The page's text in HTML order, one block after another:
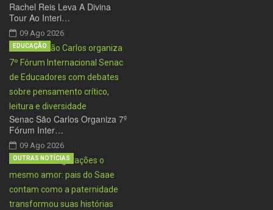
Rachel Reis Leva A Divina
Tour Ao Interi…
09 Ago 2026
Senac São Carlos Organiza 7º
Fórum Inter…
09 Ago 2026
EDUCAÇÃO
OUTRAS NOTÍCIAS